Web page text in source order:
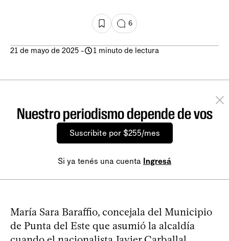
6
21 de mayo de 2025 - 1 minuto de lectura
Nuestro periodismo depende de vos
Suscribite por $255/mes
Si ya tenés una cuenta Ingresá
María Sara Baraffio, concejala del Municipio
de Punta del Este que asumió la alcaldía